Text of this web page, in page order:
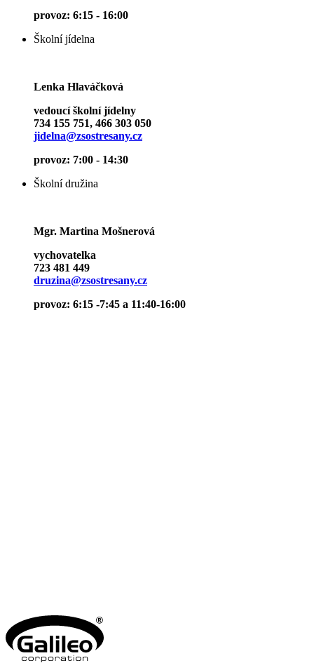
provoz: 6:15 - 16:00
Školní jídelna
Lenka Hlaváčková
vedoucí školní jídelny
734 155 751, 466 303 050
jidelna@zsostresany.cz
provoz: 7:00 - 14:30
Školní družina
Mgr. Martina Mošnerová
vychovatelka
723 481 449
druzina@zsostresany.cz
provoz: 6:15 -7:45 a 11:40-16:00